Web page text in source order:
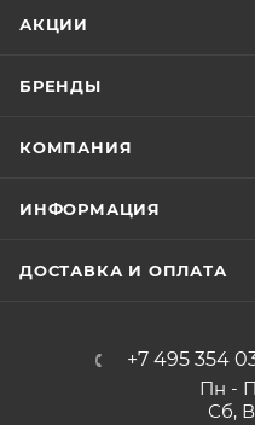
АКЦИИ
БРЕНДЫ
КОМПАНИЯ
ИНФОРМАЦИЯ
ДОСТАВКА И ОПЛАТА
+7 495 354
Пн -
Сб,